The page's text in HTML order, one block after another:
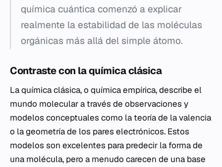
química cuántica comenzó a explicar
realmente la estabilidad de las moléculas
orgánicas más allá del simple átomo.
Contraste con la química clásica
La química clásica, o química empírica, describe el
mundo molecular a través de observaciones y
modelos conceptuales como la teoría de la valencia
o la geometría de los pares electrónicos. Estos
modelos son excelentes para predecir la forma de
una molécula, pero a menudo carecen de una base